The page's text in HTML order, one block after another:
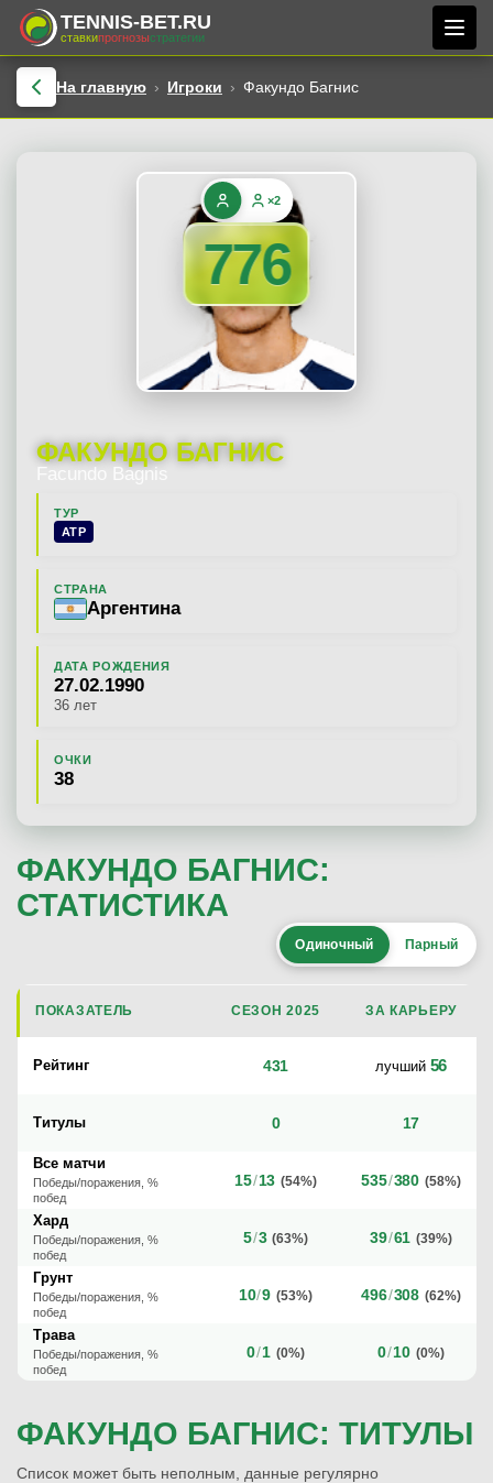
TENNIS-BET.RU
ставкипрогнозыстратегии
На главную Игроки Факундо Багнис
ФАКУНДО БАГНИС
Facundo Bagnis
ТУР
ATP
СТРАНА
Аргентина
ДАТА РОЖДЕНИЯ
27.02.1990
36 лет
ОЧКИ
38
×2
776
ФАКУНДО БАГНИС:
СТАТИСТИКА
Одиночный Парный
ПОКАЗАТЕЛЬ СЕЗОН 2025 ЗА КАРЬЕРУ
Рейтинг 431 лучший 56
Титулы 0 17
Все матчи
Победы/поражения, %
побед
15/13 (54%) 535/380 (58%)
Хард
Победы/поражения, %
побед
5/3 (63%) 39/61 (39%)
Грунт
Победы/поражения, %
побед
10/9 (53%) 496/308 (62%)
Трава
Победы/поражения, %
побед
0/1 (0%) 0/10 (0%)
ФАКУНДО БАГНИС: ТИТУЛЫ
Список может быть неполным, данные регулярно